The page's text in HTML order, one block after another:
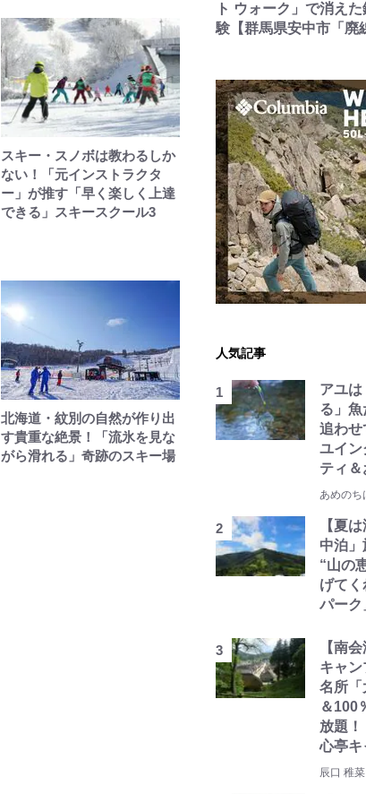
スキー・スノボは教わるしか
ない！「元インストラクタ
ー」が推す「早く楽しく上達
できる」スキースクール3
北海道・紋別の自然が作り出
す貴重な絶景！「流氷を見な
がら滑れる」奇跡のスキー場
ト ウォーク」で消え
験【群馬県安中市「廃
人気記事
アユ
る」魚
追わせ
ユイン
ティ
あめのち
【夏
中泊」
“山の
げて
パー
【南
キャ
名所「
＆100
放題
心亭キ
辰口 稚菜